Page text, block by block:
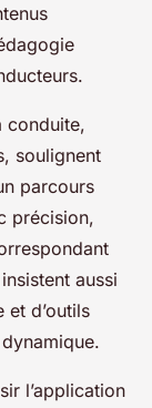
conduite,
soulignent
parcours
précision,
aussi
et d’outils
l’application